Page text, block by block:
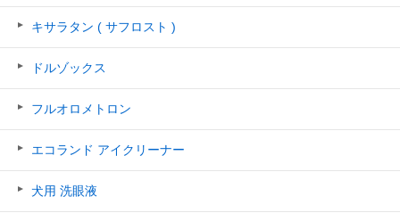
キサラタン ( サフロスト )
ドルゾックス
フルオロメトロン
エコランド アイクリーナー
犬用 洗眼液